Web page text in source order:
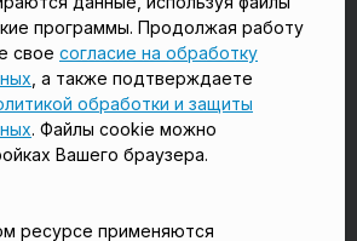
в Королёве
в Щёлково
программы. Продолжая работу
свое согласие на обработку
, а также подтверждаете
обработки и защиты
. Файлы cookie можно
Вашего браузера.
ресурсе применяются